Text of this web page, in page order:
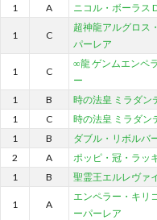
1
A ニコル・ボーラス
1 C
超神龍アルグロス
パーレア
1 C
∞龍 ゲンムエンペ
ー
1 B 時の法皇 ミラダン
1
C 時の法皇 ミラダン
1
B ダブル・リボルバ
2
A ポッピ・冠・ラッ
1
B 聖霊王エルレヴァ
1 A
エンペラー・キリ
ーパーレア